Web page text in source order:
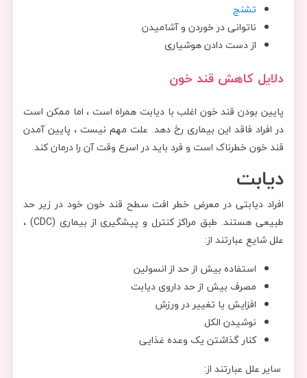
تشنج
ناتوانی در خوردن و آشامیدن
از دست دادن هوشیاری
دلایل کاهش قند خون
پایین بودن قند خون اغلب با دیابت همراه است ، اما ممکن است
در افراد فاقد این بیماری رخ دهد. علت مهم نیست ، پایین آمدن
قند خون خطرناک است و فرد باید در اسرع وقت آن را درمان کند.
دیابت
افراد دیابتی در معرض خطر افت سطح قند خون خود در زیر حد
طبیعی هستند. طبق مراکز کنترل و پیشگیری از بیماری (CDC) ،
علل شایع عبارتند از:
استفاده بیش از حد از انسولین
مصرف بیش از حد داروی دیابت
افزایش یا تغییر در ورزش
نوشیدن الکل
کنار گذاشتن یک وعده غذایی
سایر علل عبارتند از: